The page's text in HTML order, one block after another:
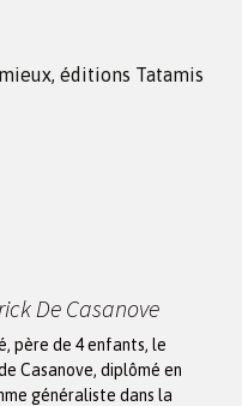
éditions Tatamis
De Casanove
père de 4 enfants, le
Casanove, diplômé en
généraliste dans la